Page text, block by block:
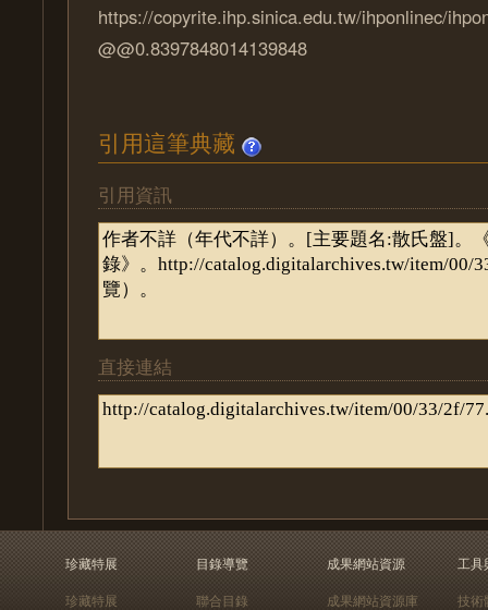
https://copyrite.ihp.sinica.edu.tw/ihponlinec/
@@0.8397848014139848
引用這筆典藏
引用資訊
直接連結
珍藏特展
珍藏特展
目錄導覽
聯合目錄
成果網站資源
成果網站資源庫
工具
技術